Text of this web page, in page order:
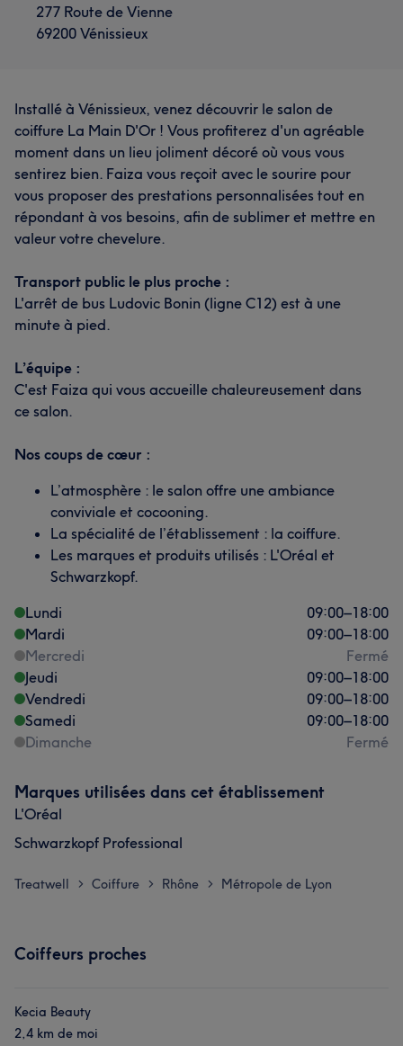
277 Route de Vienne
69200 Vénissieux
Installé à Vénissieux, venez découvrir le salon de
coiffure La Main D'Or ! Vous profiterez d'un agréable
moment dans un lieu joliment décoré où vous vous
sentirez bien. Faiza vous reçoit avec le sourire pour
vous proposer des prestations personnalisées tout en
répondant à vos besoins, afin de sublimer et mettre en
valeur votre chevelure.
Transport public le plus proche :
L'arrêt de bus Ludovic Bonin (ligne C12) est à une
minute à pied.
L’équipe :
C'est Faiza qui vous accueille chaleureusement dans
ce salon.
Nos coups de cœur :
L’atmosphère : le salon offre une ambiance
conviviale et cocooning.
La spécialité de l’établissement : la coiffure.
Les marques et produits utilisés : L'Oréal et
Schwarzkopf.
Lundi
09:00–18:00
Mardi
09:00–18:00
Mercredi
Fermé
Jeudi
09:00–18:00
Vendredi
09:00–18:00
Samedi
09:00–18:00
Dimanche
Fermé
Marques utilisées dans cet établissement
L'Oréal
Schwarzkopf Professional
Treatwell > Coiffure > Rhône > Métropole de Lyon
Coiffeurs proches
Kecia Beauty
2,4 km de moi